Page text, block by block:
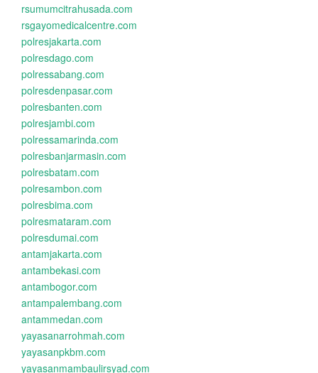
rsumumcitrahusada.com
rsgayomedicalcentre.com
polresjakarta.com
polresdago.com
polressabang.com
polresdenpasar.com
polresbanten.com
polresjambi.com
polressamarinda.com
polresbanjarmasin.com
polresbatam.com
polresambon.com
polresbima.com
polresmataram.com
polresdumai.com
antamjakarta.com
antambekasi.com
antambogor.com
antampalembang.com
antammedan.com
yayasanarrohmah.com
yayasanpkbm.com
yayasanmambaulirsyad.com